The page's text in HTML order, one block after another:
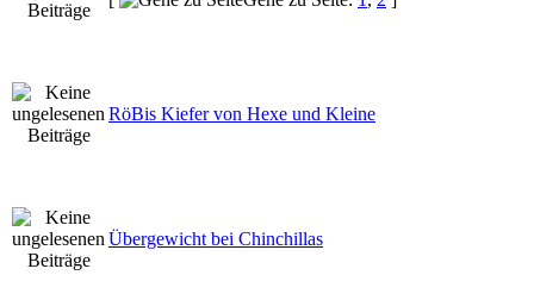
RöBis Kiefer von Hexe und Kleine
Übergewicht bei Chinchillas